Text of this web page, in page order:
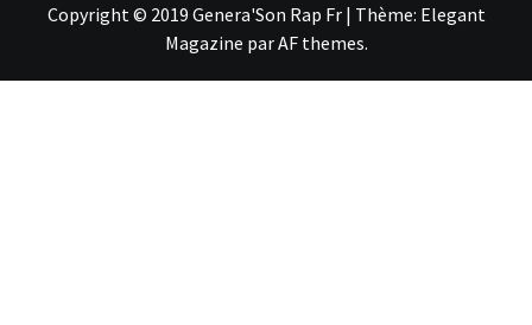
Copyright © 2019 Genera'Son Rap Fr | Thème: Elegant
Magazine parAF themes.